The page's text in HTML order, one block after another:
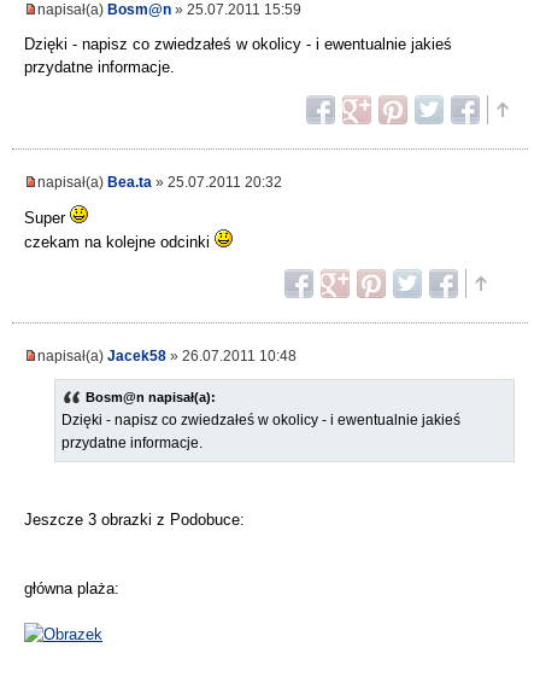
napisał(a) Bosm@n » 25.07.2011 15:59
Dzięki - napisz co zwiedzałeś w okolicy - i ewentualnie jakieś
przydatne informacje.
napisał(a) Bea.ta » 25.07.2011 20:32
Super
czekam na kolejne odcinki
napisał(a) Jacek58 » 26.07.2011 10:48
Bosm@n napisał(a):
Dzięki - napisz co zwiedzałeś w okolicy - i ewentualnie jakieś
przydatne informacje.
Jeszcze 3 obrazki z Podobuce:
główna plaża: